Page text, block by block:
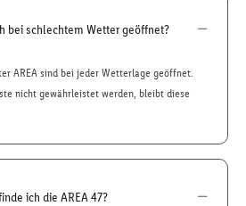
bei schlechtem Wetter geöffnet?
AREA sind bei jeder Wetterlage geöffnet.
nicht gewährleistet werden, bleibt diese
ich die AREA 47?